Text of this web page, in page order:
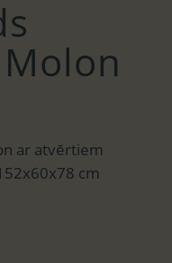
ar atvērtiem
cm